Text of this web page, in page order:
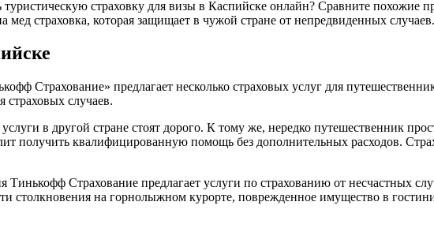
страховку для визы в Каспийске онлайн? Сравните похожие
страховка, которая защищает в чужой стране от непредвиденных случаев.
Страхование» предлагает несколько страховых услуг для
страховых случаев.
в другой стране стоят дорого. К тому же, нередко путешественник
получить квалифицированную помощь без дополнительных расходов.
Тинькофф Страхование предлагает услуги по страхованию от несчастных
столкновения на горнолыжном курорте, поврежденное имущество в